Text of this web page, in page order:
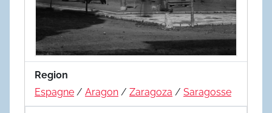
Region
Espagne / Aragon / Zaragoza / Saragosse